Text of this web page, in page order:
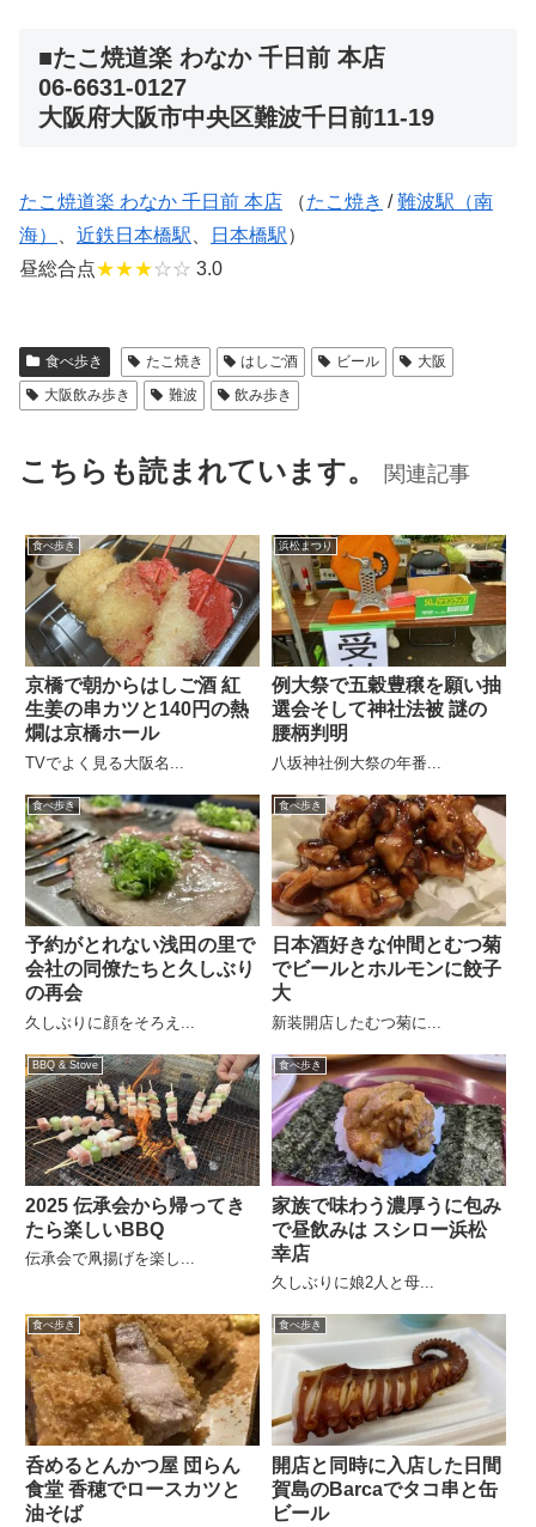
■たこ焼道楽 わなか 千日前 本店
06-6631-0127
大阪府大阪市中央区難波千日前11-19
たこ焼道楽 わなか 千日前 本店 （たこ焼き /難波駅（南
海）
近鉄日本橋駅 日本橋駅）
昼総合点★★★☆☆ 3.0
食べ歩き たこ焼き はしご酒 ビール
大阪
大阪飲み歩き
難波 飲み歩き
こちらも読まれています。 関連記事
食べ歩き
京橋で朝からはしご酒 紅
生姜の串カツと140円の熱
燗は京橋ホール
TVでよく見る大阪名...
浜松まつり
例大祭で五穀豊穣を願い抽
選会そして神社法被 謎の
腰柄判明
八坂神社例大祭の年番...
食べ歩き
予約がとれない浅田の里で
会社の同僚たちと久しぶり
の再会
久しぶりに顔をそろえ...
食べ歩き
日本酒好きな仲間とむつ菊
でビールとホルモンに餃子
大
新装開店したむつ菊に...
BBQ & Stove
2025 伝承会から帰ってき
たら楽しいBBQ
伝承会で凧揚げを楽し...
食べ歩き
家族で味わう濃厚うに包み
で昼飲みは スシロー浜松
幸店
久しぶりに娘2人と母...
食べ歩き
呑めるとんかつ屋 団らん
食堂 香穂でロースカツと
油そば
食べ歩き
開店と同時に入店した日間
賀島のBarcaでタコ串と缶
ビール